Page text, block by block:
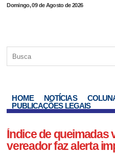
Domingo, 09 de Agosto de 2026
HOME NOTÍCIAS
PUBLICAÇÕES LEGAIS
Índice de queimadas
vereador faz alerta